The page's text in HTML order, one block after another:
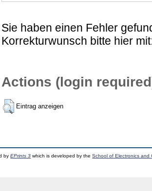
Sie haben einen Fehler
Korrekturwunsch bitte hier
Actions (login
Eintrag anzeigen
byEPrints 3 which is developed by theSchool of Electronics and